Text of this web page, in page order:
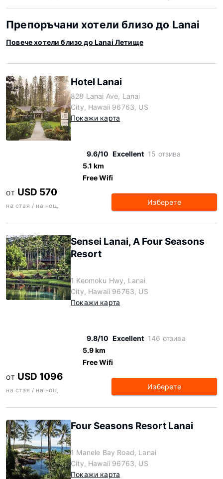
Препоръчани хотели близо до Lanai
Повече хотели близо до Lanai Летище
Hotel Lanai
828 Lanai Ave, Lanai
City, Hawaii 96763, US
Покажи карта
9.6/10 Excellent 15 отзива
5.1 km
Free Wifi
ОТ USD 570
на стая / на нощ Изберете
Sensei Lanai, A Four Seasons
Resort
1 Keomoku Hwy, Lanai
City, Hawaii 96763, US
Покажи карта
9.8/10 Excellent 146 отзива
5.9 km
Free Wifi
ОТ USD 1096
на стая / на нощ Изберете
Four Seasons Resort Lanai
1 Manele Bay Road, Lanai
City, Hawaii 96763, US
Покажи карта